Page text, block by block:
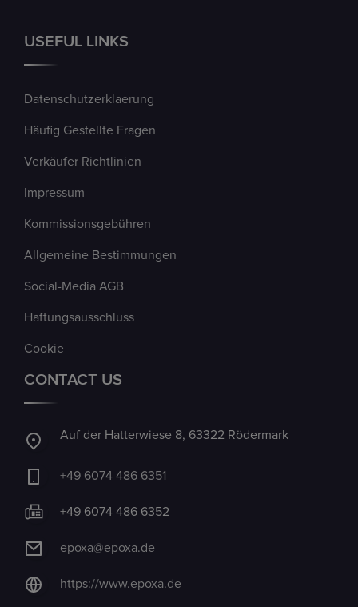
USEFUL LINKS
Datenschutzerklaerung
Häufig Gestellte Fragen
Verkäufer Richtlinien
Impressum
Kommissionsgebühren
Allgemeine Bestimmungen
Social-Media AGB
Haftungsausschluss
Cookie
CONTACT US
Auf der Hatterwiese 8, 63322 Rödermark
+49 6074 486 6351
+49 6074 486 6352
epoxa@epoxa.de
https://www.epoxa.de